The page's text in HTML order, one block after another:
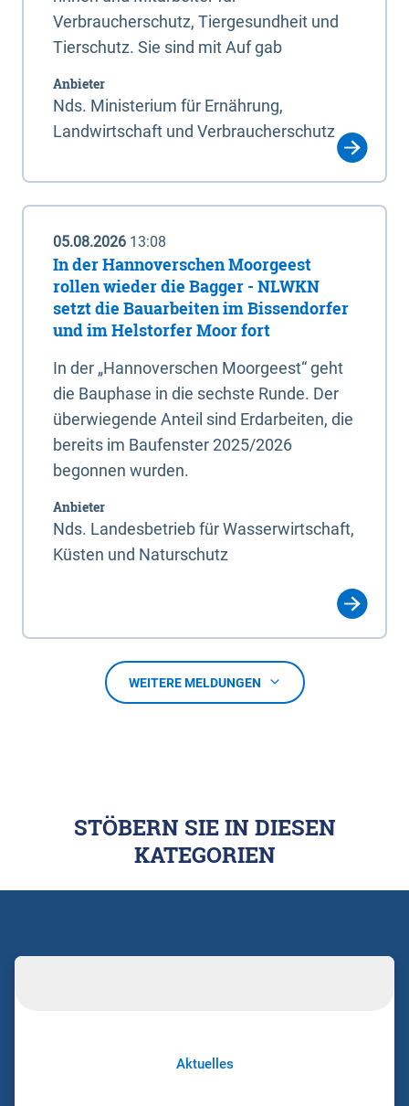
Verbraucherschutz, Tiergesundheit und
Tierschutz. Sie sind mit Auf gab
Anbieter
Nds. Ministerium für Ernährung,
Landwirtschaft und Verbraucherschutz
05.08.2026 13:08
In der Hannoverschen Moorgeest
rollen wieder die Bagger - NLWKN
setzt die Bauarbeiten im Bissendorfer
und im Helstorfer Moor fort
In der „Hannoverschen Moorgeest“ geht
die Bauphase in die sechste Runde. Der
überwiegende Anteil sind Erdarbeiten, die
bereits im Baufenster 2025/2026
begonnen wurden.
Anbieter
Nds. Landesbetrieb für Wasserwirtschaft,
Küsten und Naturschutz
WEITERE MELDUNGEN
STÖBERN SIE IN DIESEN
KATEGORIEN
Aktuelles